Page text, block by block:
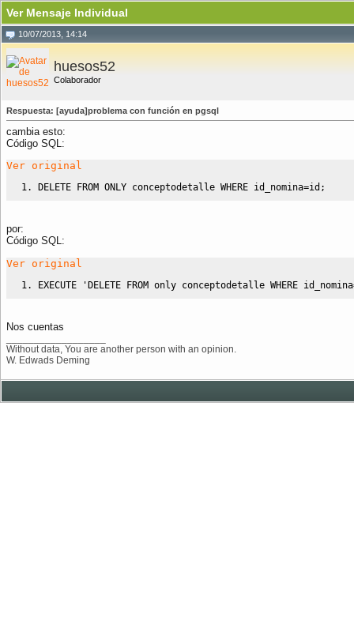
Ver Mensaje Individual
10/07/2013, 14:14
huesos52
Colaborador
Respuesta: [ayuda]problema con función en pgsql
cambia esto:
Código SQL:
Ver original
DELETE FROM ONLY conceptodetalle WHERE id_nomina=id;
por:
Código SQL:
Ver original
EXECUTE 'DELETE FROM only conceptodetalle WHERE
Nos cuentas
Without data, You are another person with an opinion.
W. Edwads Deming